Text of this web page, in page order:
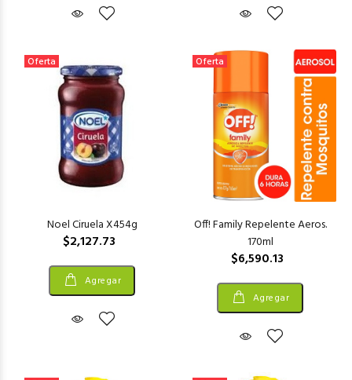
Oferta
Noel Ciruela X454g
$2,127.73
Agregar
Oferta
Off! Family Repelente Aeros.
170ml
$6,590.13
Agregar